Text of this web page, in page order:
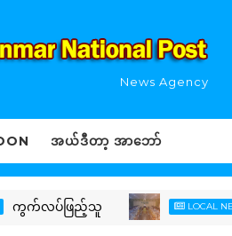
News Agency
အယ်ဒီတာ့ အာဘော်
ြည့်သူ LOCAL NEWS ဧရာ